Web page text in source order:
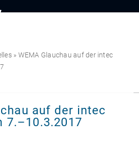
» WEMA Glauchau auf der intec
auf der intec
7.–10.3.2017